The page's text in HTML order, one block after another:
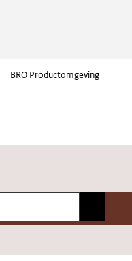
BRO Productomgeving